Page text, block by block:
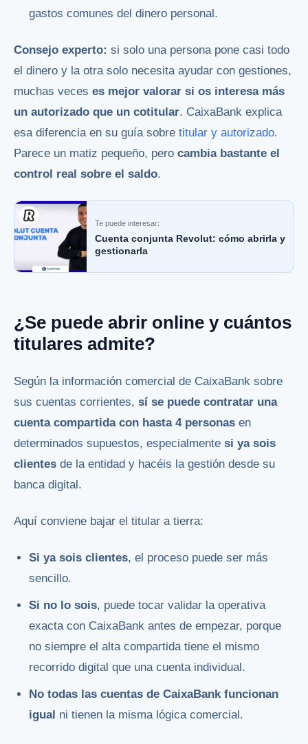
gastos comunes del dinero personal.
Consejo experto: si solo una persona pone casi todo
el dinero y la otra solo necesita ayudar con gestiones,
muchas veces es mejor valorar si os interesa más
un autorizado que un cotitular. CaixaBank explica
esa diferencia en su guía sobre titular y autorizado.
Parece un matiz pequeño, pero cambia bastante el
control real sobre el saldo.
Te puede interesar:
Cuenta conjunta Revolut: cómo abrirla y
gestionarla
¿Se puede abrir online y cuántos
titulares admite?
Según la información comercial de CaixaBank sobre
sus cuentas corrientes, sí se puede contratar una
cuenta compartida con hasta 4 personas en
determinados supuestos, especialmente si ya sois
clientes de la entidad y hacéis la gestión desde su
banca digital.
Aquí conviene bajar el titular a tierra:
Si ya sois clientes, el proceso puede ser más
sencillo.
Si no lo sois, puede tocar validar la operativa
exacta con CaixaBank antes de empezar, porque
no siempre el alta compartida tiene el mismo
recorrido digital que una cuenta individual.
No todas las cuentas de CaixaBank funcionan
igual ni tienen la misma lógica comercial.